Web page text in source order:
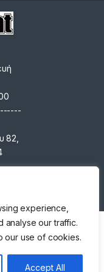
experience,
analyse our traffic.
our use of cookies.
Accept All
82,